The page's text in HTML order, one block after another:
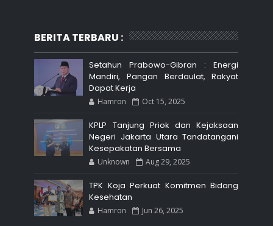
BERITA TERBARU :
Setahun Prabowo-Gibran : Energi
Mandiri, Pangan Berdaulat, Rakyat
Dapat Kerja
Hamron Oct 15, 2025
KPLP Tanjung Priok dan Kejaksaan
Negeri Jakarta Utara Tandatangani
Kesepakatan Bersama
Unknown Aug 29, 2025
TPK Koja Perkuat Komitmen Bidang
Kesehatan
Hamron Jun 26, 2025